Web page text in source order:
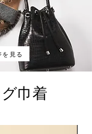
見る
巾着